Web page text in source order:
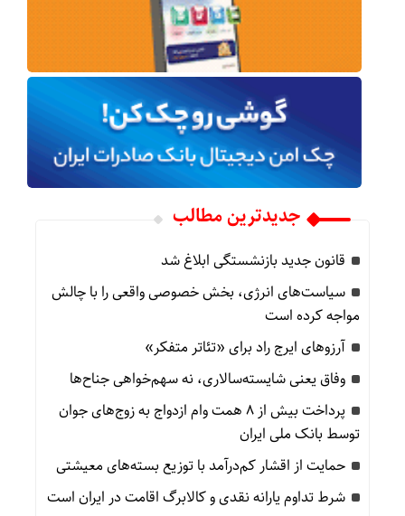
جدیدترین مطالب
قانون جدید بازنشستگی ابلاغ شد
سیاست‌های انرژی، بخش خصوصی واقعی را با چالش
مواجه کرده است
آرزوهای ایرج راد برای «تئاتر متفکر»
وفاق یعنی شایسته‌سالاری، نه سهم‌خواهی جناح‌ها
پرداخت بیش از ۸ همت وام ازدواج به زوج‌های جوان
توسط بانک ملی ایران
حمایت از اقشار کم‌درآمد با توزیع بسته‌های معیشتی
شرط تداوم یارانه نقدی و کالابرگ اقامت در ایران است